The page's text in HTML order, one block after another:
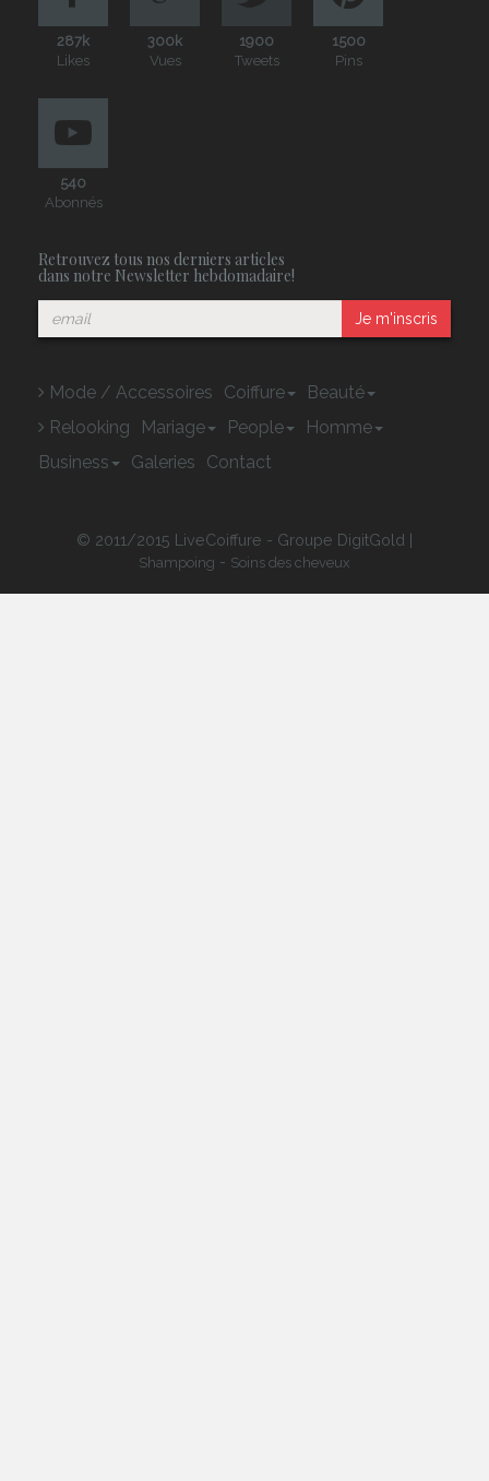
287k
Likes
300k
Vues
1900
Tweets
1500
Pins
540
Abonnés
Retrouvez tous nos derniers articles
dans notre Newsletter hebdomadaire!
Je m'inscris
Mode / Accessoires Coiffure
Beauté
Relooking
Mariage People
Homme
Business
Galeries Contact
© 2011/2015 LiveCoiffure - Groupe DigitGold |
Shampoing - Soins des cheveux